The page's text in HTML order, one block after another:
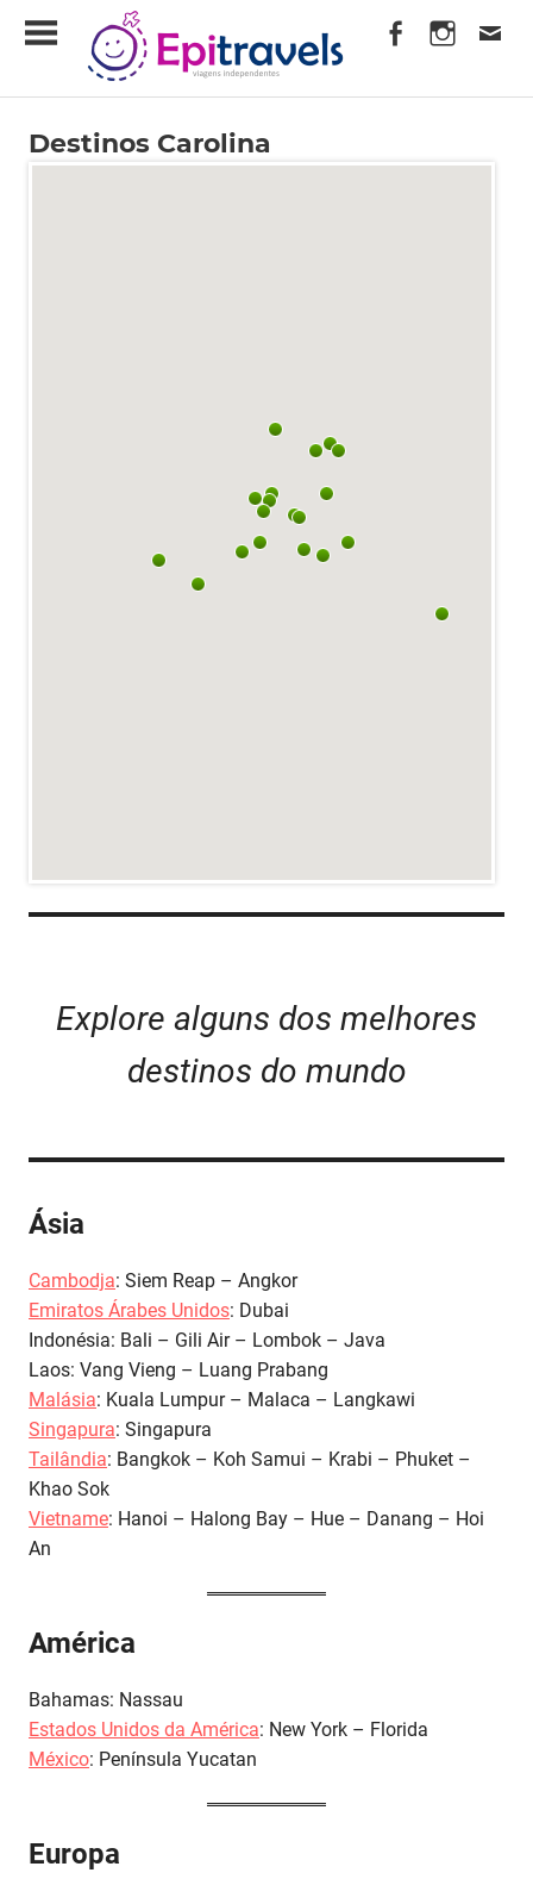
EpiTravels
Viagens
Independentes
Destinos Carolina
Explore alguns dos melhores
destinos do mundo
Ásia
Cambodja: Siem Reap – Angkor
Emiratos Árabes Unidos: Dubai
Indonésia: Bali – Gili Air – Lombok – Java
Laos: Vang Vieng – Luang Prabang
Malásia: Kuala Lumpur – Malaca – Langkawi
Singapura: Singapura
Tailândia: Bangkok – Koh Samui – Krabi – Phuket –
Khao Sok
Vietname: Hanoi – Halong Bay – Hue – Danang – Hoi
An
América
Bahamas: Nassau
Estados Unidos da América: New York – Florida
México: Península Yucatan
Europa